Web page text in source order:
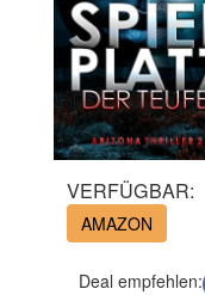
VERFÜGBAR:
AMAZON
Deal empfehlen: